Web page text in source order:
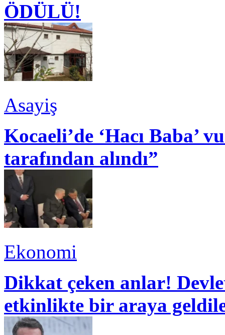
ÖDÜLÜ!
Asayiş
Kocaeli’de ‘Hacı Baba’
tarafından alındı”
Ekonomi
Dikkat çeken anlar!
etkinlikte bir araya